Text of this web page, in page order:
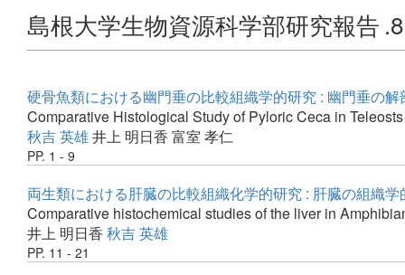
島根大学生物資源科学部研究報告
硬骨魚類における幽門垂の比較組織学的研究 : 幽門垂の
Comparative Histological Study of Pyloric Ceca in
秋吉 英雄井上 明日香 富室 孝仁
PP. 1 - 9
両生類における肝臓の比較組織化学的研究 : 肝臓の組織
Comparative histochemical studies of the liver in
井上 明日香 秋吉 英雄
PP. 11 - 21